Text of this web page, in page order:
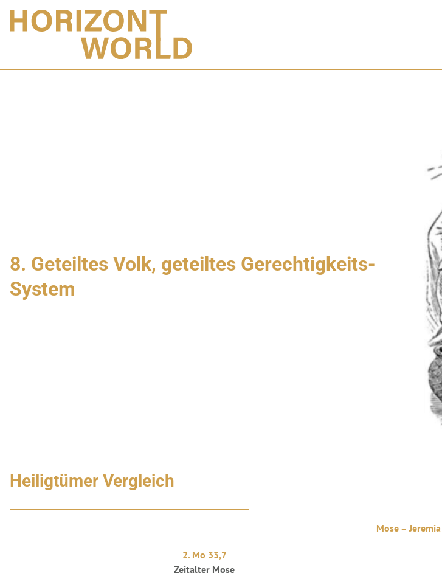
8. Geteiltes Volk, geteiltes Gerechtigkeits-
System
Heiligtümer Vergleich
Mose – Jeremia
2. Mo 33,7
Zeitalter Mose